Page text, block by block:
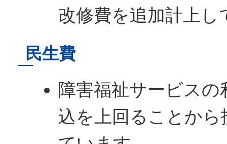
改修費を追加計上し
民生費
障害福祉サービスの
込を上回ることから